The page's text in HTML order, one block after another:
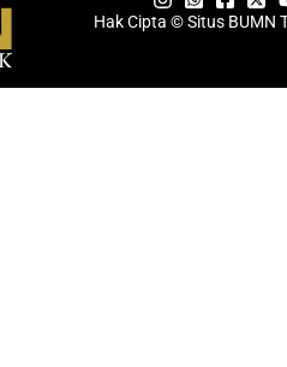
Hak Cipta © Situs BUMN